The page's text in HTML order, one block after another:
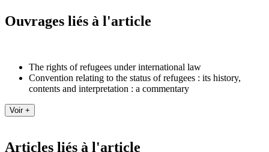
Ouvrages liés à l'article
The rights of refugees under international law
Convention relating to the status of refugees : its history,
contents and interpretation : a commentary
Articles liés à l'article